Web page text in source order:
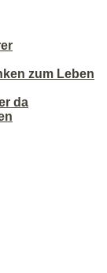
zum Leben
da